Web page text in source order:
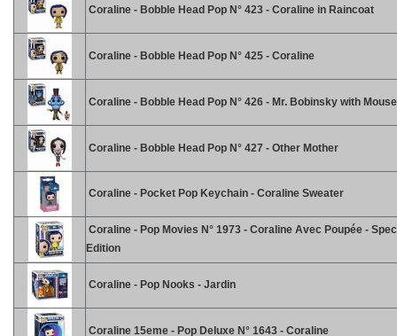
Coraline - Bobble Head Pop N° 423 - Coraline in Raincoat
Coraline - Bobble Head Pop N° 425 - Coraline
Coraline - Bobble Head Pop N° 426 - Mr. Bobinsky with Mouse
Coraline - Bobble Head Pop N° 427 - Other Mother
Coraline - Pocket Pop Keychain - Coraline Sweater
Coraline - Pop Movies N° 1973 - Coraline Avec Poupée -
Edition
Coraline - Pop Nooks - Jardin
Coraline 15eme - Pop Deluxe N° 1643 - Coraline